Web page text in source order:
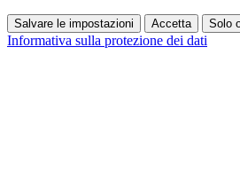
Salvare le impostazioni Accetta Solo
Informativa sulla protezione dei dati